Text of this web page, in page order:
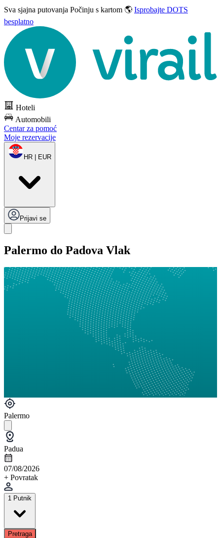
Sva sjajna putovanja Počinju s kartom 🌎 Isprobajte DOTS
besplatno
Hoteli
Automobili
Centar za pomoć
Moje rezervacije
HR | EUR
Prijavi se
Palermo do Padova Vlak
Palermo
Padua
07/08/2026
+ Povratak
1 Putnik
Pretraga